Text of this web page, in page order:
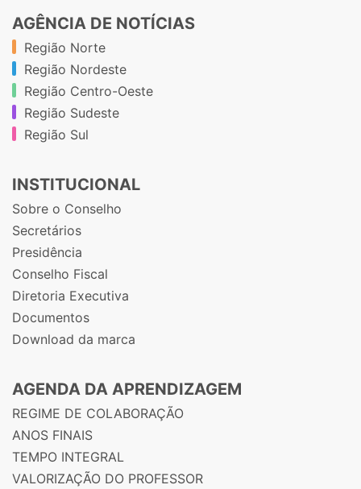
AGÊNCIA DE NOTÍCIAS
Região Norte
Região Nordeste
Região Centro-Oeste
Região Sudeste
Região Sul
INSTITUCIONAL
Sobre o Conselho
Secretários
Presidência
Conselho Fiscal
Diretoria Executiva
Documentos
Download da marca
AGENDA DA APRENDIZAGEM
REGIME DE COLABORAÇÃO
ANOS FINAIS
TEMPO INTEGRAL
VALORIZAÇÃO DO PROFESSOR